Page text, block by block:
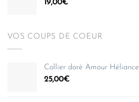
19,00€
VOS COUPS DE COEUR
Collier doré Amour Héliance
25,00€